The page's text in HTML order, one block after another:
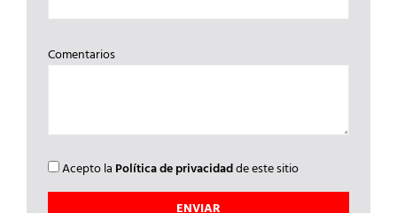
Comentarios
Acepto la Política de privacidadde este sitio